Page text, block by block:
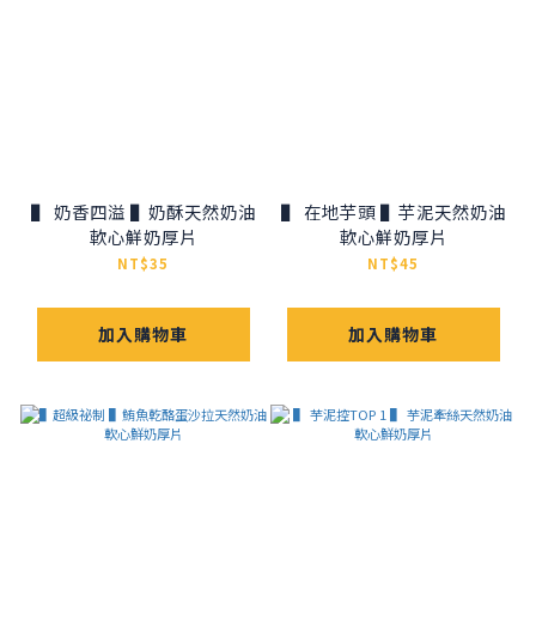
▌ 奶香四溢 ▌奶酥天然奶油
軟心鮮奶厚片
NT$35
加入購物車
▌ 在地芋頭 ▌芋泥天然奶油
軟心鮮奶厚片
NT$45
加入購物車